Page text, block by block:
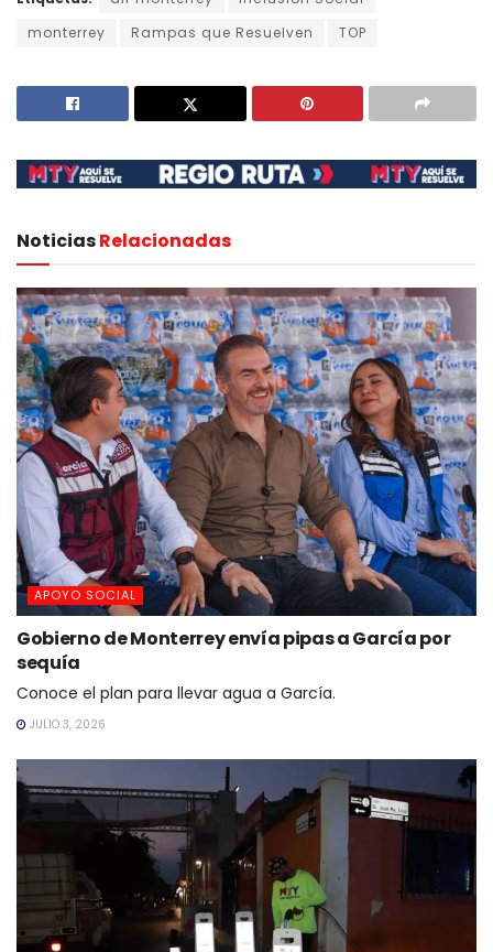
monterrey
Rampas que Resuelven TOP
NoticiasRelacionadas
APOYO SOCIAL
Gobierno de Monterrey envía pipas a García por
sequía
Conoce el plan para llevar agua a García.
JULIO 3, 2026